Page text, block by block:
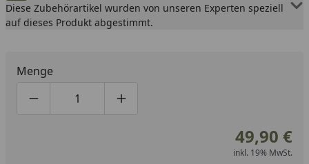
Diese Zubehörartikel wurden von unseren Experten speziell
auf dieses Produkt abgestimmt.
Menge
Produktmenge um eins verringern
Produktmenge manuell eingeben
Produktmenge um eins erhöhen
49,90 €
inkl. 19% MwSt.